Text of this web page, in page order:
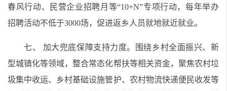
春风行动、民营企业招聘月等“10+N”专项行动，每年举办
招聘活动不低于3000场，促进返乡人员就地就近就业。
七、 加大兜底保障支持力度。围绕乡村全面振兴、新
型城镇化等领域，整合常态化帮扶等相关资金，聚焦农村垃
圾集中收运、乡村基础设施管护、农村物流快递便民收发等